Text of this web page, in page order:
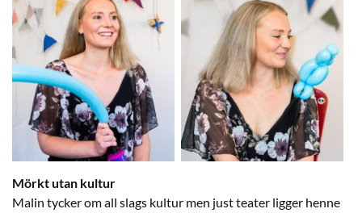
Mörkt utan kultur
Malin tycker om all slags kultur men just teater ligger henne